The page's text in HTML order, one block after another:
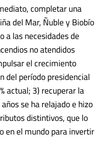
completar una
del Mar, Ñuble y Biobío
a las necesidades de
no atendidos
el crecimiento
del período presidencial
actual; 3) recuperar la
se ha relajado e hizo
distintivos, que lo
en el mundo para invertir